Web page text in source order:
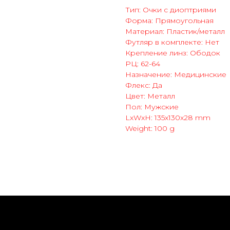
Тип: Очки с диоптриями
Форма: Прямоугольная
Материал: Пластик/металл
Футляр в комплекте: Нет
Крепление линз: Ободок
РЦ: 62-64
Назначение: Медицинские
Флекс: Да
Цвет: Металл
Пол: Мужские
LxWxH: 135x130x28 mm
Weight: 100 g